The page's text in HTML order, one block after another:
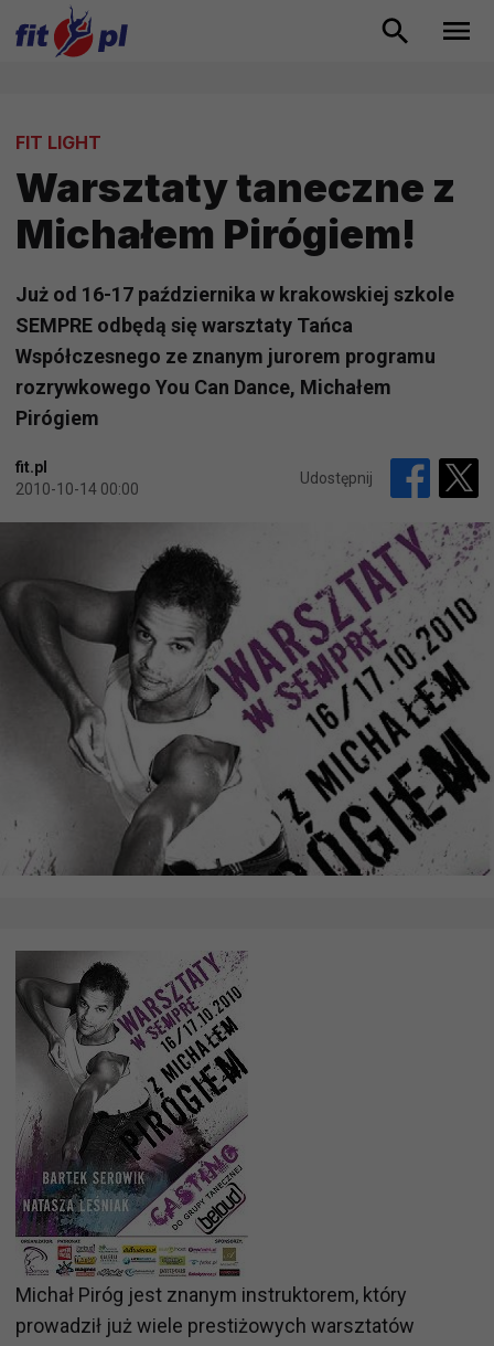
FIT LIGHT
Warsztaty taneczne z
Michałem Pirógiem!
Już od 16-17 października w krakowskiej szkole
SEMPRE odbędą się warsztaty Tańca
Współczesnego ze znanym jurorem programu
rozrywkowego You Can Dance, Michałem
Pirógiem
fit.pl
2010-10-14 00:00
Udostępnij
Michał Piróg jest znanym instruktorem, który
prowadził już wiele prestiżowych warsztatów